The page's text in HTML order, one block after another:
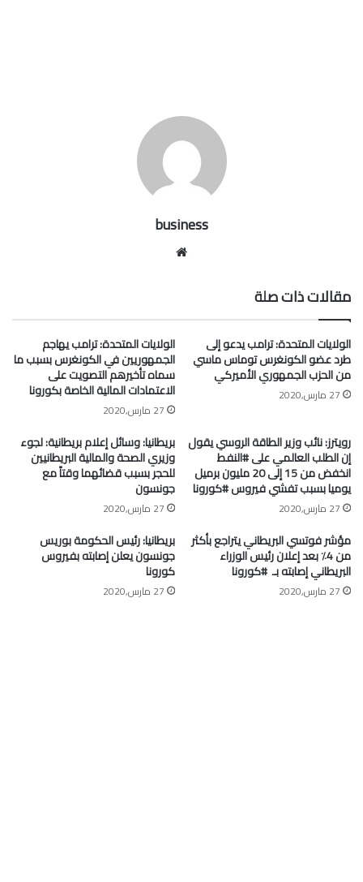
business
مقالات ذات صلة
الولايات المتحدة: ترامب يدعو إلى
طرد عضو الكونغرس توماس ماسي
من الحزب الجمهوري الأميركي
27 مارس,2020
الولايات المتحدة: ترامب يهاجم
الجمهوريين في الكونغرس بسبب ما
سماه تأخيرهم التصويت على
الاعتمادات المالية الخاصة بكورونا
27 مارس,2020
رويترز: نائب وزير الطاقة الروسي يقول
إن الطلب العالمي على #النفط
انخفض من 15 إلى 20 مليون برميل
يوميا بسبب تفشي فيروس #كورونا
27 مارس,2020
بريطانيا: وسائل إعلام بريطانية: لجوء
وزيري الصحة والمالية البريطانيين
للحجر بسبب قضائهما وقتاً مع
جونسون
27 مارس,2020
مؤشر فوتسي البريطاني يتراجع بأكثر
من 4٪ بعد إعلان رئيس الوزراء
البريطاني إصابته بـ ⁧ #كورونا⁩
27 مارس,2020
بريطانيا: رئيس الحكومة بوريس
جونسون يعلن إصابته بفيروس
كورونا
27 مارس,2020